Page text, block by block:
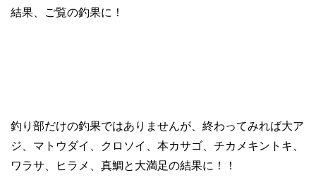
結果、ご覧の釣果に！
釣り部だけの釣果ではありませんが、終わってみれば大ア
ジ、マトウダイ、クロソイ、本カサゴ、チカメキントキ、
ワラサ、ヒラメ、真鯛と大満足の結果に！！